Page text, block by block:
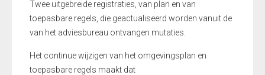
Twee uitgebreide registraties, van plan en van
toepasbare regels, die geactualiseerd worden vanuit de
van het adviesbureau ontvangen mutaties.
Het continue wijzigen van het omgevingsplan en
toepasbare regels maakt dat